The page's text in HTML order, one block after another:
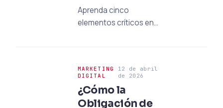
Aprenda cinco
elementos críticos en
servicios de SEO. Guía
de garantía legal y
técnica según los
MARKETING
DIGITAL
12 de abril
de 2026
¿Cómo la
Obligación de